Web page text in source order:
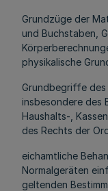
Grundzüge der
und Buchstaben,
physikalische
Grundbegriffe
insbesondere des
Haushalts-,
des Rechts der
eichamtliche
Normalgeräten
geltenden